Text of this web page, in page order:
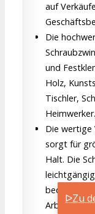
ᐅZu
auf
Die
und
Holz,
Tischler,
Heimwerker.
Die wertige
sorgt für
Halt. Die
bedienen
Arbeiten -